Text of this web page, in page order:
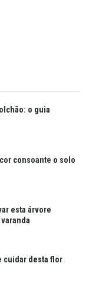
o guia
consoante o solo
esta árvore
cuidar desta flor